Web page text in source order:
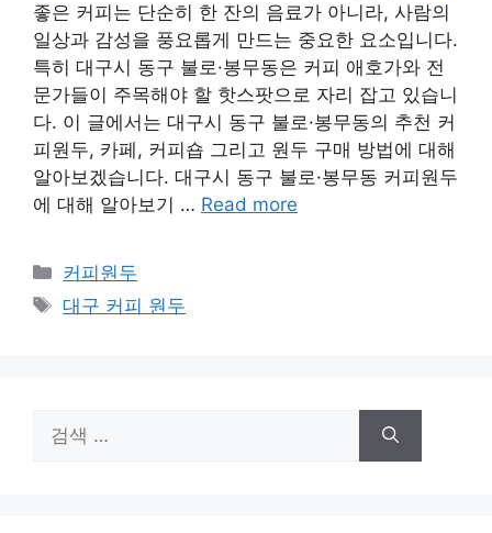
좋은 커피는 단순히 한 잔의 음료가 아니라, 사람의
일상과 감성을 풍요롭게 만드는 중요한 요소입니다.
특히 대구시 동구 불로·봉무동은 커피 애호가와 전
문가들이 주목해야 할 핫스팟으로 자리 잡고 있습니
다. 이 글에서는 대구시 동구 불로·봉무동의 추천 커
피원두, 카페, 커피숍 그리고 원두 구매 방법에 대해
알아보겠습니다. 대구시 동구 불로·봉무동 커피원두
에 대해 알아보기 … Read more
카
테
커피원두
태
대구 커피 원두
색: